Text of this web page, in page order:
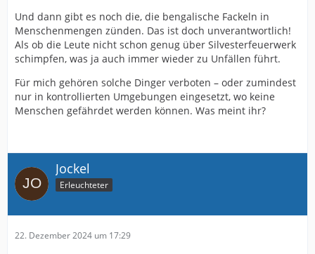
Und dann gibt es noch die, die bengalische Fackeln in
Menschenmengen zünden. Das ist doch unverantwortlich!
Als ob die Leute nicht schon genug über Silvesterfeuerwerk
schimpfen, was ja auch immer wieder zu Unfällen führt.
Für mich gehören solche Dinger verboten – oder zumindest
nur in kontrollierten Umgebungen eingesetzt, wo keine
Menschen gefährdet werden können. Was meint ihr?
Jockel
Erleuchteter
22. Dezember 2024 um 17:29